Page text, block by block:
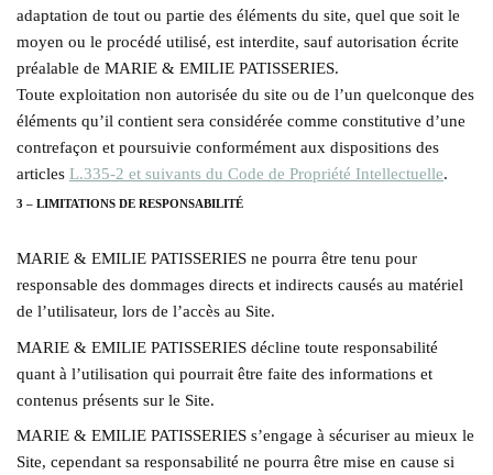
adaptation de tout ou partie des éléments du site, quel que soit le
moyen ou le procédé utilisé, est interdite, sauf autorisation écrite
préalable de MARIE & EMILIE PATISSERIES.
Toute exploitation non autorisée du site ou de l’un quelconque des
éléments qu’il contient sera considérée comme constitutive d’une
contrefaçon et poursuivie conformément aux dispositions des
articles L.335-2 et suivants du Code de Propriété Intellectuelle.
3 – LIMITATIONS DE RESPONSABILITÉ
MARIE & EMILIE PATISSERIES ne pourra être tenu pour
responsable des dommages directs et indirects causés au matériel
de l’utilisateur, lors de l’accès au Site.
MARIE & EMILIE PATISSERIES décline toute responsabilité
quant à l’utilisation qui pourrait être faite des informations et
contenus présents sur le Site.
MARIE & EMILIE PATISSERIES s’engage à sécuriser au mieux le
Site, cependant sa responsabilité ne pourra être mise en cause si